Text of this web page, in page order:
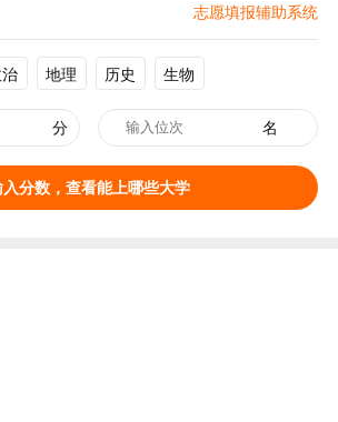
志愿填报辅助系统
地理 历史 生物
分 名
入分数，查看能上哪些大学